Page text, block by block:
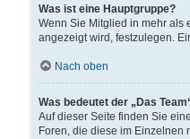
Was ist eine Hauptgruppe?
Wenn Sie Mitglied in mehr als
angezeigt wird, festzulegen.
Nach oben
Was bedeutet der „Das
Auf dieser Seite finden Sie
Foren, die diese im Einzelnen